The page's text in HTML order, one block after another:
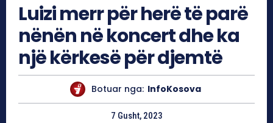
Luizi merr për herë të parë
nënën në koncert dhe ka
një kërkesë për djemtë
Botuar nga: InfoKosova
7 Gusht, 2023